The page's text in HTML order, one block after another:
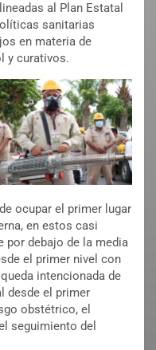
al Plan Estatal
sanitarias
en materia de
y curativos.
ocupar el primer lugar
en estos casi
por debajo de la media
el primer nivel con
intencionada de
desde el primer
obstétrico, el
seguimiento del